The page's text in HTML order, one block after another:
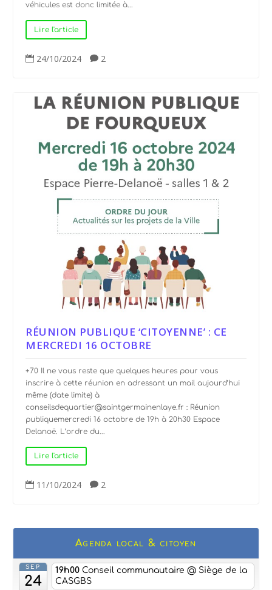
véhicules est donc limitée à...
Lire l'article
 24/10/2024  2
RÉUNION PUBLIQUE ‘CITOYENNE’ : CE
MERCREDI 16 OCTOBRE
+70 Il ne vous reste que quelques heures pour vous
inscrire à cette réunion en adressant un mail aujourd’hui
même (date limite) à
conseilsdequartier@saintgermainenlaye.fr : Réunion
publiquemercredi 16 octobre de 19h à 20h30 Espace
Delanoë. L’ordre du...
Lire l'article
 11/10/2024  2
Agenda local & citoyen
SEP
24
19h00Conseil communautaire@ Siège de la
CASGBS